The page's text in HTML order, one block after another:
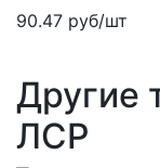
90.47 руб/шт
Другие
ЛСР